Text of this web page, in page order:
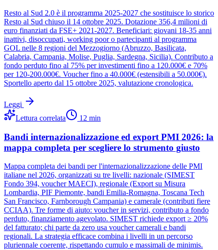
Resto al Sud 2.0 è il programma 2025-2027 che sostituisce lo storico
Resto al Sud chiuso il 14 ottobre 2025. Dotazione 356,4 milioni di
euro finanziati da FSE+ 2021-2027. Beneficiari: giovani 18-35 anni
inattivi, disoccupati, working poor o partecipanti al programma
GOL nelle 8 regioni del Mezzogiorno (Abruzzo, Basilicata,
Calabria, Campania, Molise, Puglia, Sardegna, Sicilia). Contributo a
fondo perduto fino al 75% per investimenti fino a 120.000€ e 70%
per 120-200.000€. Voucher fino a 40.000€ (estensibili a 50.000€).
Sportello aperto dal 15 ottobre 2025, valutazione cronologica.
Leggi
Lettura correlata
12 min
Bandi internazionalizzazione ed export PMI 2026: la
mappa completa per scegliere lo strumento giusto
Mappa completa dei bandi per l'internazionalizzazione delle PMI
italiane nel 2026, organizzati su tre livelli: nazionale (SIMEST
Fondo 394, voucher MAECI), regionale (Export su Misura
Lombardia, PIF Piemonte, bandi Emilia-Romagna, Toscana Tech
San Francisco, Farnborough Campania) e camerale (contributi fiere
CCIAA). Tre forme di aiuto: voucher in servizi, contributo a fondo
perduto, finanziamento agevolato. SIMEST richiede export ≥ 20%
del fatturato; chi parte da zero usa voucher camerali e bandi
regionali. La strategia efficace combina i livelli in un percorso
pluriennale coerente, rispettando cumulo e massimali de minimis.